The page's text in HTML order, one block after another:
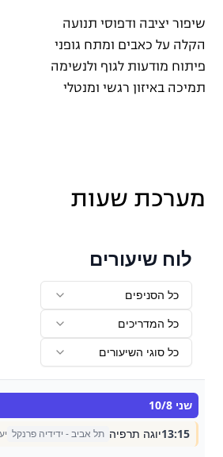
שיפור יציבה ודפוסי תנועה
הקלה על כאבים ומתח גופני
פיתוח מודעות לגוף ולנשימה
תמיכה באיזון רגשי ומנטלי
מערכת שעות